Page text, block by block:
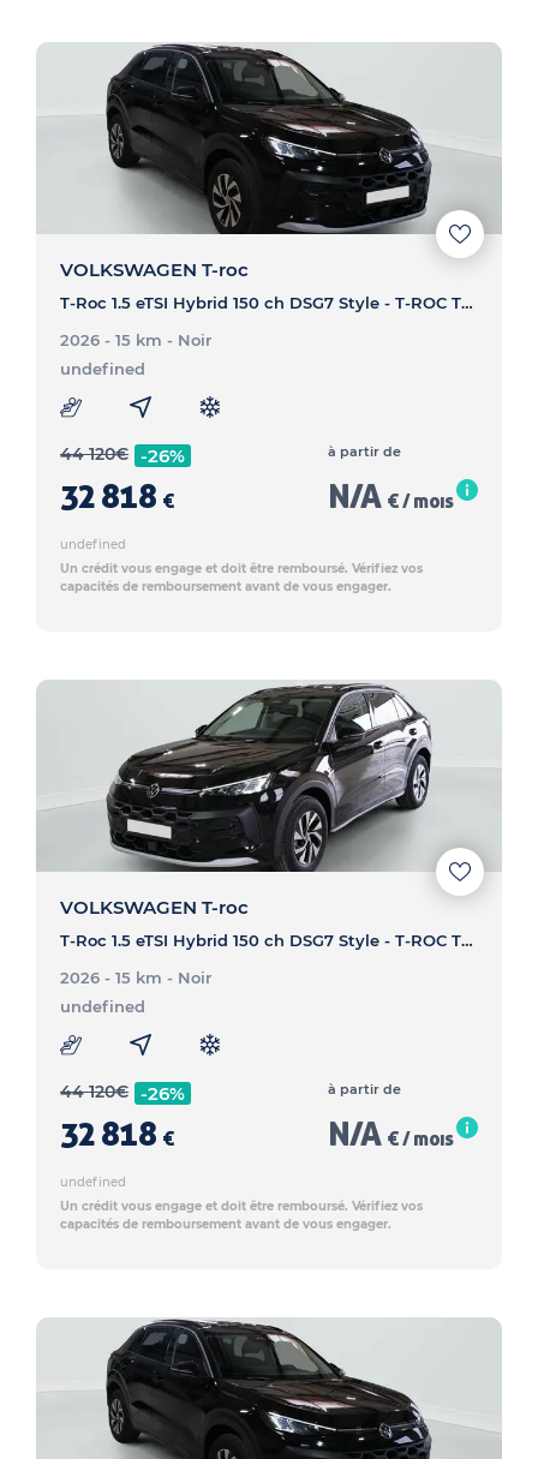
VOLKSWAGEN T-roc
T-Roc 1.5 eTSI Hybrid 150 ch DSG7 Style - T-ROC T-Roc 1.5 eTSI Hybrid 150 ch DSG7 Style
2026 - 15 km - Noir
undefined
44 120€ -26%
32 818 €
à partir de
N/A € / mois
undefined
Un crédit vous engage et doit être remboursé. Vérifiez vos
capacités de remboursement avant de vous engager.
VOLKSWAGEN T-roc
T-Roc 1.5 eTSI Hybrid 150 ch DSG7 Style - T-ROC T-Roc 1.5 eTSI Hybrid 150 ch DSG7 Style
2026 - 15 km - Noir
undefined
44 120€ -26%
32 818 €
à partir de
N/A € / mois
undefined
Un crédit vous engage et doit être remboursé. Vérifiez vos
capacités de remboursement avant de vous engager.